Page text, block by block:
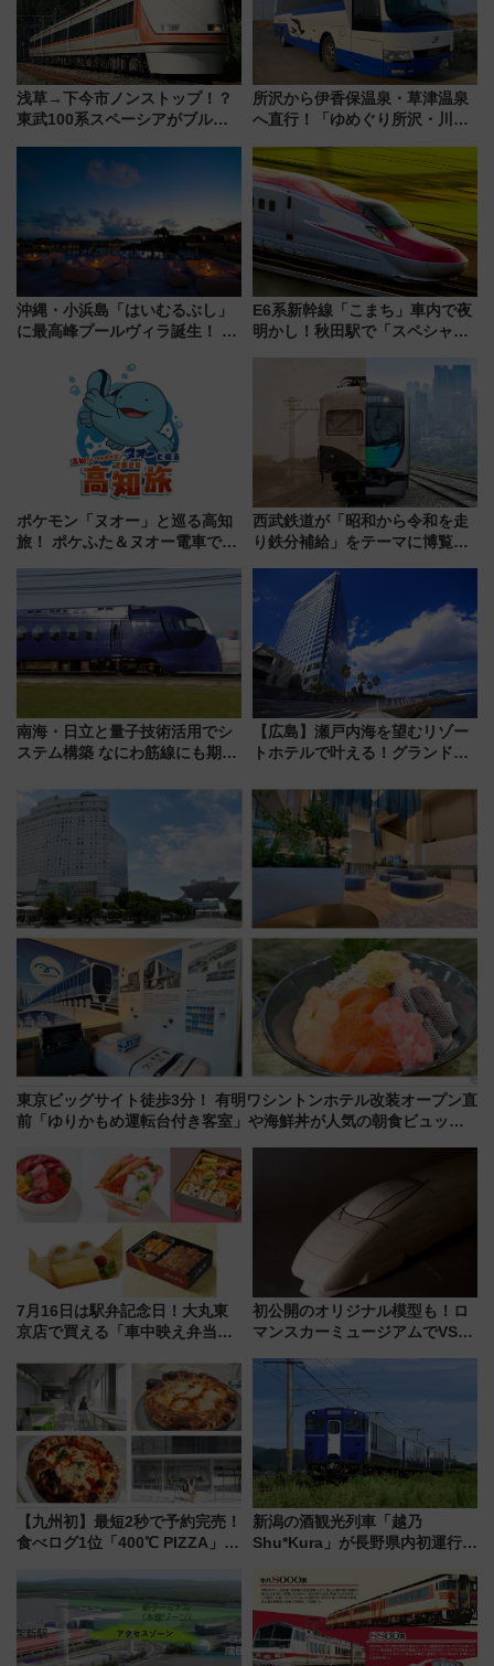
浅草→下今市ノンストップ！？
東武100系スペーシアがブルー
ー当時の停車駅」を再現 運転
所沢から伊香保温泉・草津温泉
へ直行！「ゆめぐり所沢・川越
軽に 運行ダイヤ・運賃を解説
沖縄・小浜島「はいむるぶし」
に最高峰プールヴィラ誕生！ 石
美旅「何もしない贅沢」を体験
してみない？
E6系新幹線「こまち」車内で夜
明かし！秋田駅で「スペシャル
ポケモン「ヌオー」と巡る高知
旅！ ポケふた＆ヌオー電車で楽
路の絶景と絶品グルメを満喫！
（7月18日スタート）
西武鉄道が「昭和から令和を走
り鉄分補給」をテーマに博覧会
14日から 新車両「トキイロ」体
験ブースも アクセスや申込方法
を解説
南海・日立と量子技術活用でシ
ステム構築 なにわ筋線にも期待
【広島】瀬戸内海を望むリゾー
トホテルで叶える！グランドプ
ディング＆カジュアルパーティ
ープラン
東京ビッグサイト徒歩3分！ 有明ワシントンホテル改装オープン直
前「ゆりかもめ運転台付き客室」や海鮮丼が人気の朝食ビュッフ
7月16日は駅弁記念日！大丸東
京店で買える「車中映え弁当」
初公開のオリジナル模型も！ロ
マンスカーミュージアムでVSE
15日スタート
【九州初】最短2秒で予約完売！
食べログ1位「400℃ PIZZA」が
プン。もつ鍋風など限定メニュ
新潟の酒観光列車「越乃
Shu*Kura」が長野県内初運行！
別企画